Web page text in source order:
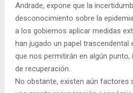
Andrade, expone que la
desconocimiento sobre la
a los gobiernos aplicar medidas
han jugado un papel trascendental
que nos permitirán en algún
de recuperación.
No obstante, existen aún factores